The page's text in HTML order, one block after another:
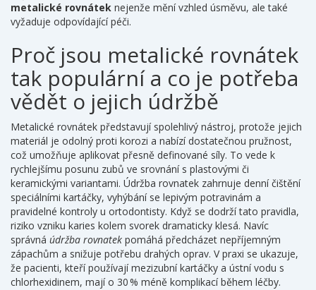
metalické rovnátek nejenže mění vzhled úsměvu, ale také
vyžaduje odpovídající péči.
Proč jsou metalické rovnátek
tak populární a co je potřeba
vědět o jejich údržbě
Metalické rovnátek představují spolehlivý nástroj, protože jejich
materiál je odolný proti korozi a nabízí dostatečnou pružnost,
což umožňuje aplikovat přesně definované síly. To vede k
rychlejšímu posunu zubů ve srovnání s plastovými či
keramickými variantami. Údržba rovnatek zahrnuje denní čištění
speciálními kartáčky, vyhýbání se lepivým potravinám a
pravidelné kontroly u ortodontisty. Když se dodrží tato pravidla,
riziko vzniku karies kolem svorek dramaticky klesá. Navíc
správná údržba rovnatek pomáhá předcházet nepříjemným
zápachům a snižuje potřebu drahých oprav. V praxi se ukazuje,
že pacienti, kteří používají mezizubní kartáčky a ústní vodu s
chlorhexidinem, mají o 30 % méně komplikací během léčby.